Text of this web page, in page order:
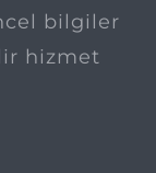
bilgiler
hizmet